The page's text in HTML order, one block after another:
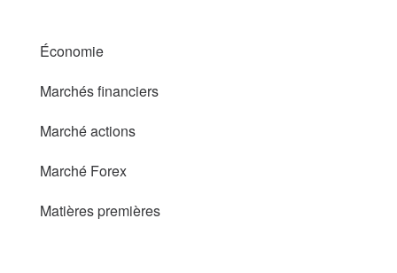
Économie
Marchés financiers
Marché actions
Marché Forex
Matières premières